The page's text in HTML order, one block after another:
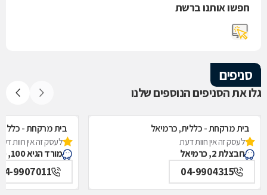
חפשו אותנו ברשת
סניפים
גלו את הסניפים הנוספים שלנו
בית מרקחת - כללית, כרמיאל
לעסק זה אין חוות דעת
חבצלת 2, כרמיאל
04-9904315
בית מרקחת -
לעסק זה אין חוות
מורד הגיא 100, כרמיאל
9907011